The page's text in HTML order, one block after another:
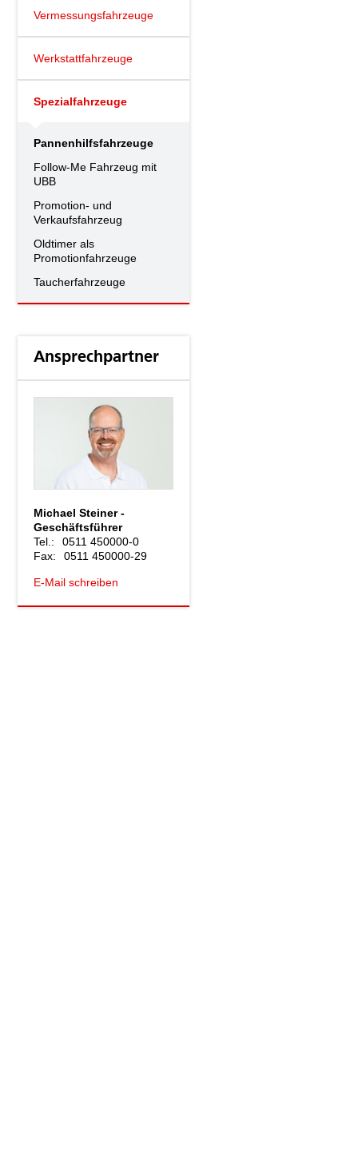
Vermessungsfahrzeuge
Werkstattfahrzeuge
Spezialfahrzeuge
Pannenhilfsfahrzeuge
Follow-Me Fahrzeug mit
UBB
Promotion- und
Verkaufsfahrzeug
Oldtimer als
Promotionfahrzeuge
Taucherfahrzeuge
Ansprechpartner
Michael Steiner -
Geschäftsführer
Tel.:
0511 450000-0
Fax:
0511 450000-29
E-Mail schreiben